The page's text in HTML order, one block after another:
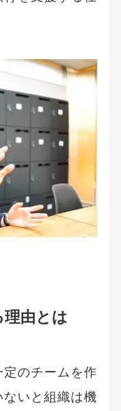
理由とは
定のチームを作
いと組織は機